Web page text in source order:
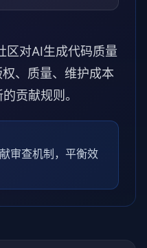
区对AI生成代码质量
、质量、维护成本
贡献规则。
审查机制，平衡效